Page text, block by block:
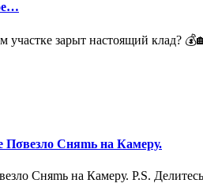
зарыт настоящий клад?
Сняmь на Камеру.
Сняmь на Камеру. P.S.